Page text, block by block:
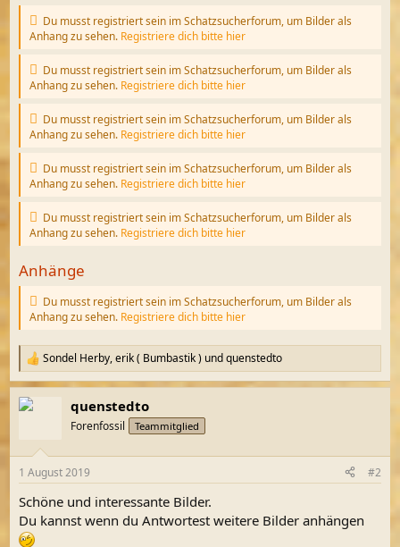
Du musst registriert sein im Schatzsucherforum, um Bilder als
Anhang zu sehen. Registriere dich bitte hier
Du musst registriert sein im Schatzsucherforum, um Bilder als
Anhang zu sehen. Registriere dich bitte hier
Du musst registriert sein im Schatzsucherforum, um Bilder als
Anhang zu sehen. Registriere dich bitte hier
Du musst registriert sein im Schatzsucherforum, um Bilder als
Anhang zu sehen. Registriere dich bitte hier
Du musst registriert sein im Schatzsucherforum, um Bilder als
Anhang zu sehen. Registriere dich bitte hier
Anhänge
Du musst registriert sein im Schatzsucherforum, um Bilder als
Anhang zu sehen. Registriere dich bitte hier
R
e
a
k
e
:
Sondel Herby,erik ( Bumbastik ) undquenstedto
quenstedto
Forenfossil Teammitglied
1 August 2019 #2
Schöne und interessante Bilder.
Du kannst wenn du Antwortest weitere Bilder anhängen